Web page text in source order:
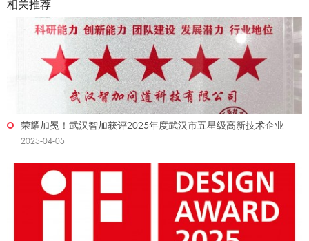
相关推荐
荣耀加冕！武汉智加获评2025年度武汉市五星级高新技术企业​
2025-04-05